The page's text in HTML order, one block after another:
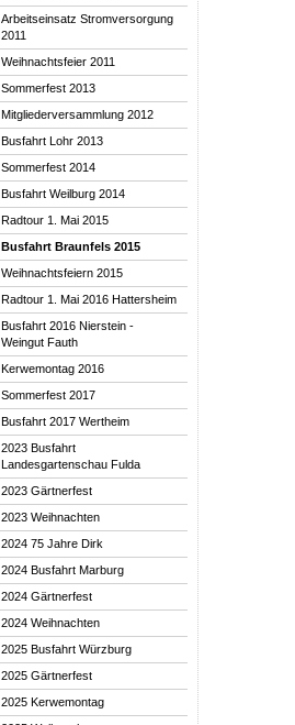
Arbeitseinsatz Stromversorgung
2011
Weihnachtsfeier 2011
Sommerfest 2013
Mitgliederversammlung 2012
Busfahrt Lohr 2013
Sommerfest 2014
Busfahrt Weilburg 2014
Radtour 1. Mai 2015
Busfahrt Braunfels 2015
Weihnachtsfeiern 2015
Radtour 1. Mai 2016 Hattersheim
Busfahrt 2016 Nierstein -
Weingut Fauth
Kerwemontag 2016
Sommerfest 2017
Busfahrt 2017 Wertheim
2023 Busfahrt
Landesgartenschau Fulda
2023 Gärtnerfest
2023 Weihnachten
2024 75 Jahre Dirk
2024 Busfahrt Marburg
2024 Gärtnerfest
2024 Weihnachten
2025 Busfahrt Würzburg
2025 Gärtnerfest
2025 Kerwemontag